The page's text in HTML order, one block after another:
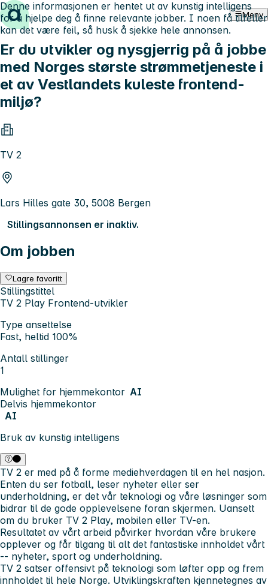
Hopp til innhold Meny
Er du utvikler og nysgjerrig på å jobbe
med Norges største strømmetjeneste i
et av Vestlandets kuleste frontend-
miljø?
TV 2
Lars Hilles gate 30, 5008 Bergen
Stillingsannonsen er inaktiv.
Om jobben
Lagre favoritt
Stillingstittel
TV 2 Play Frontend-utvikler
Type ansettelse
Fast, heltid 100%
Antall stillinger
1
Mulighet for hjemmekontor AI
Delvis hjemmekontor
AI
Bruk av kunstig intelligens
Denne informasjonen er hentet ut av kunstig intelligens
for å hjelpe deg å finne relevante jobber. I noen få tilfeller
kan det være feil, så husk å sjekke hele annonsen.
TV 2 er med på å forme mediehverdagen til en hel nasjon.
Enten du ser fotball, leser nyheter eller ser
underholdning, er det vår teknologi og våre løsninger som
bidrar til de gode opplevelsene foran skjermen. Uansett
om du bruker TV 2 Play, mobilen eller TV-en.
Resultatet av vårt arbeid påvirker hvordan våre brukere
opplever og får tilgang til alt det fantastiske innholdet vårt
-- nyheter, sport og underholdning.
TV 2 satser offensivt på teknologi som løfter opp og frem
innholdet til hele Norge. Utviklingskraften kjennetegnes av